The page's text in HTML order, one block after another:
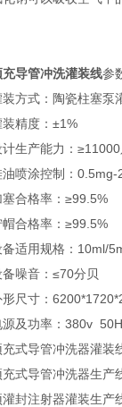
充导管冲洗灌装线参
装方式：陶瓷柱塞泵
装精度：±1%
计生产能力：
油喷涂控制：
塞合格率：≥99.5%
帽合格率：≥99.5%
备适用规格：10ml/
备噪音：≤70分贝
形尺寸：
源及功率：380v
充式导管冲洗器灌装
充式导管冲洗器生产
灌封注射器灌装生产